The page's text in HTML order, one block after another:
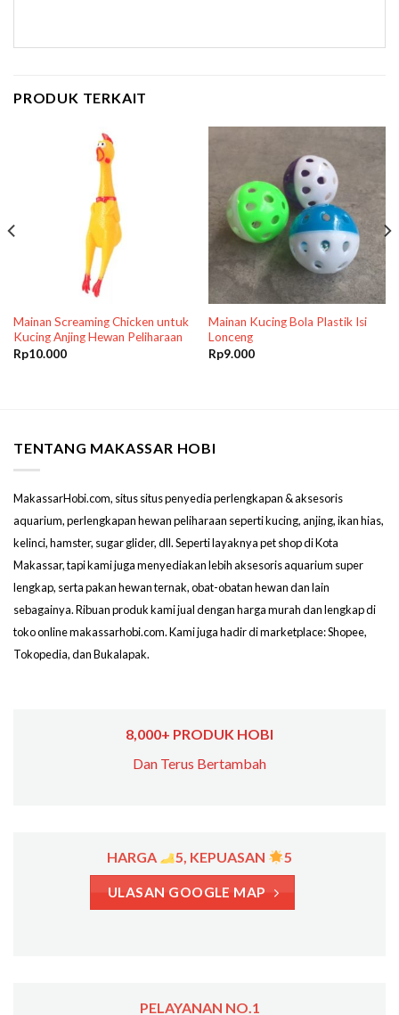
PRODUK TERKAIT
Mainan Screaming Chicken untuk
Kucing Anjing Hewan Peliharaan
Rp10.000
Mainan Kucing Bola Plastik Isi
Lonceng
Rp9.000
TENTANG MAKASSAR HOBI
MakassarHobi.com, situs situs penyedia perlengkapan & aksesoris
aquarium, perlengkapan hewan peliharaan seperti kucing, anjing, ikan hias,
kelinci, hamster, sugar glider, dll. Seperti layaknya pet shop di Kota
Makassar, tapi kami juga menyediakan lebih aksesoris aquarium super
lengkap, serta pakan hewan ternak, obat-obatan hewan dan lain
sebagainya. Ribuan produk kami jual dengan harga murah dan lengkap di
toko online makassarhobi.com. Kami juga hadir di marketplace: Shopee,
Tokopedia, dan Bukalapak.
8,000+ PRODUK HOBI
Dan Terus Bertambah
HARGA 5, KEPUASAN 5
ULASAN GOOGLE MAP
PELAYANAN NO.1